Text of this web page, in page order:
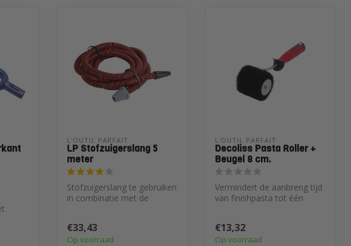
L'OUTIL PARFAIT
LP Stofzuigerslang 5
meter
Stofzuigerslang te gebruiken
in combinatie met de
€33,43
Op voorraad
L'OUTIL PARFAIT
Decoliss Pasta Roller +
Beugel 8 cm.
Vermindert de aanbreng tijd
van finishpasta tot één
€13,32
Op voorraad